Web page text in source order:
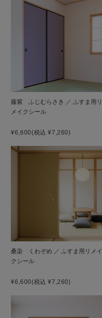
藤紫 ふじむらさき ／ ふすま用リ
メイクシール
¥6,600(税込 ¥7,260)
桑染 くわぞめ ／ ふすま用リメイ
クシール
¥6,600(税込 ¥7,260)